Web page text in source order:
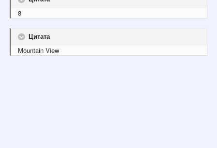
8
Цитата
Mountain View